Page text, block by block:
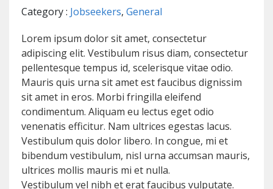
Category : Jobseekers, General
Lorem ipsum dolor sit amet, consectetur
adipiscing elit. Vestibulum risus diam, consectetur
pellentesque tempus id, scelerisque vitae odio.
Mauris quis urna sit amet est faucibus dignissim
sit amet in eros. Morbi fringilla eleifend
condimentum. Aliquam eu lectus eget odio
venenatis efficitur. Nam ultrices egestas lacus.
Vestibulum quis dolor libero. In congue, mi et
bibendum vestibulum, nisl urna accumsan mauris,
ultrices mollis mauris mi et nulla.
Vestibulum vel nibh et erat faucibus vulputate.